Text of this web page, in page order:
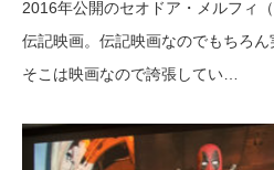
2016年公開のセオドア・メルフィ
伝記映画。伝記映画なのでもちろん
そこは映画なので誇張してい…